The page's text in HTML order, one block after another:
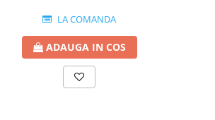
LA COMANDA
ADAUGA IN COS